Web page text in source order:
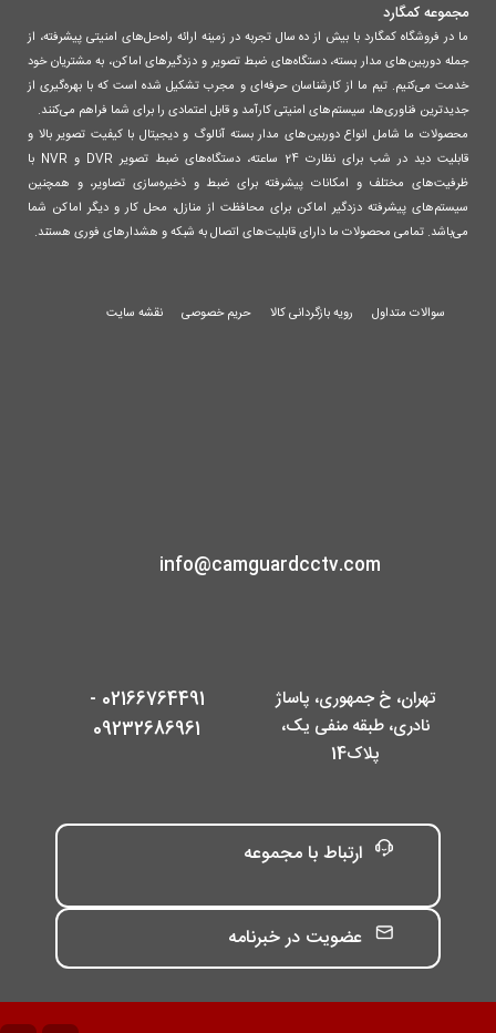
مجموعه کمگارد
ما در فروشگاه کمگارد با بیش از ده سال تجربه در زمینه ارائه راه‌حل‌های امنیتی پیشرفته، از
جمله دوربین‌های مدار بسته، دستگاه‌های ضبط تصویر و دزدگیرهای اماکن، به مشتریان خود
خدمت می‌کنیم. تیم ما از کارشناسان حرفه‌ای و مجرب تشکیل شده است که با بهره‌گیری از
جدیدترین فناوری‌ها، سیستم‌های امنیتی کارآمد و قابل اعتمادی را برای شما فراهم می‌کنند.
محصولات ما شامل انواع دوربین‌های مدار بسته آنالوگ و دیجیتال با کیفیت تصویر بالا و
قابلیت دید در شب برای نظارت 24 ساعته، دستگاه‌های ضبط تصویر DVR و NVR با
ظرفیت‌های مختلف و امکانات پیشرفته برای ضبط و ذخیره‌سازی تصاویر، و همچنین
سیستم‌های پیشرفته دزدگیر اماکن برای محافظت از منازل، محل کار و دیگر اماکن شما
می‌باشد. تمامی محصولات ما دارای قابلیت‌های اتصال به شبکه و هشدارهای فوری هستند.
سوالات متداول رویه بازگردانی کالا حریم خصوصی نقشه سایت
info@camguardcctv.com
تهران، خ جمهوری، پاساژ
نادری، طبقه منفی یک،
پلاک14
02166764491 -
09232686961
ارتباط با مجموعه
عضویت در خبرنامه